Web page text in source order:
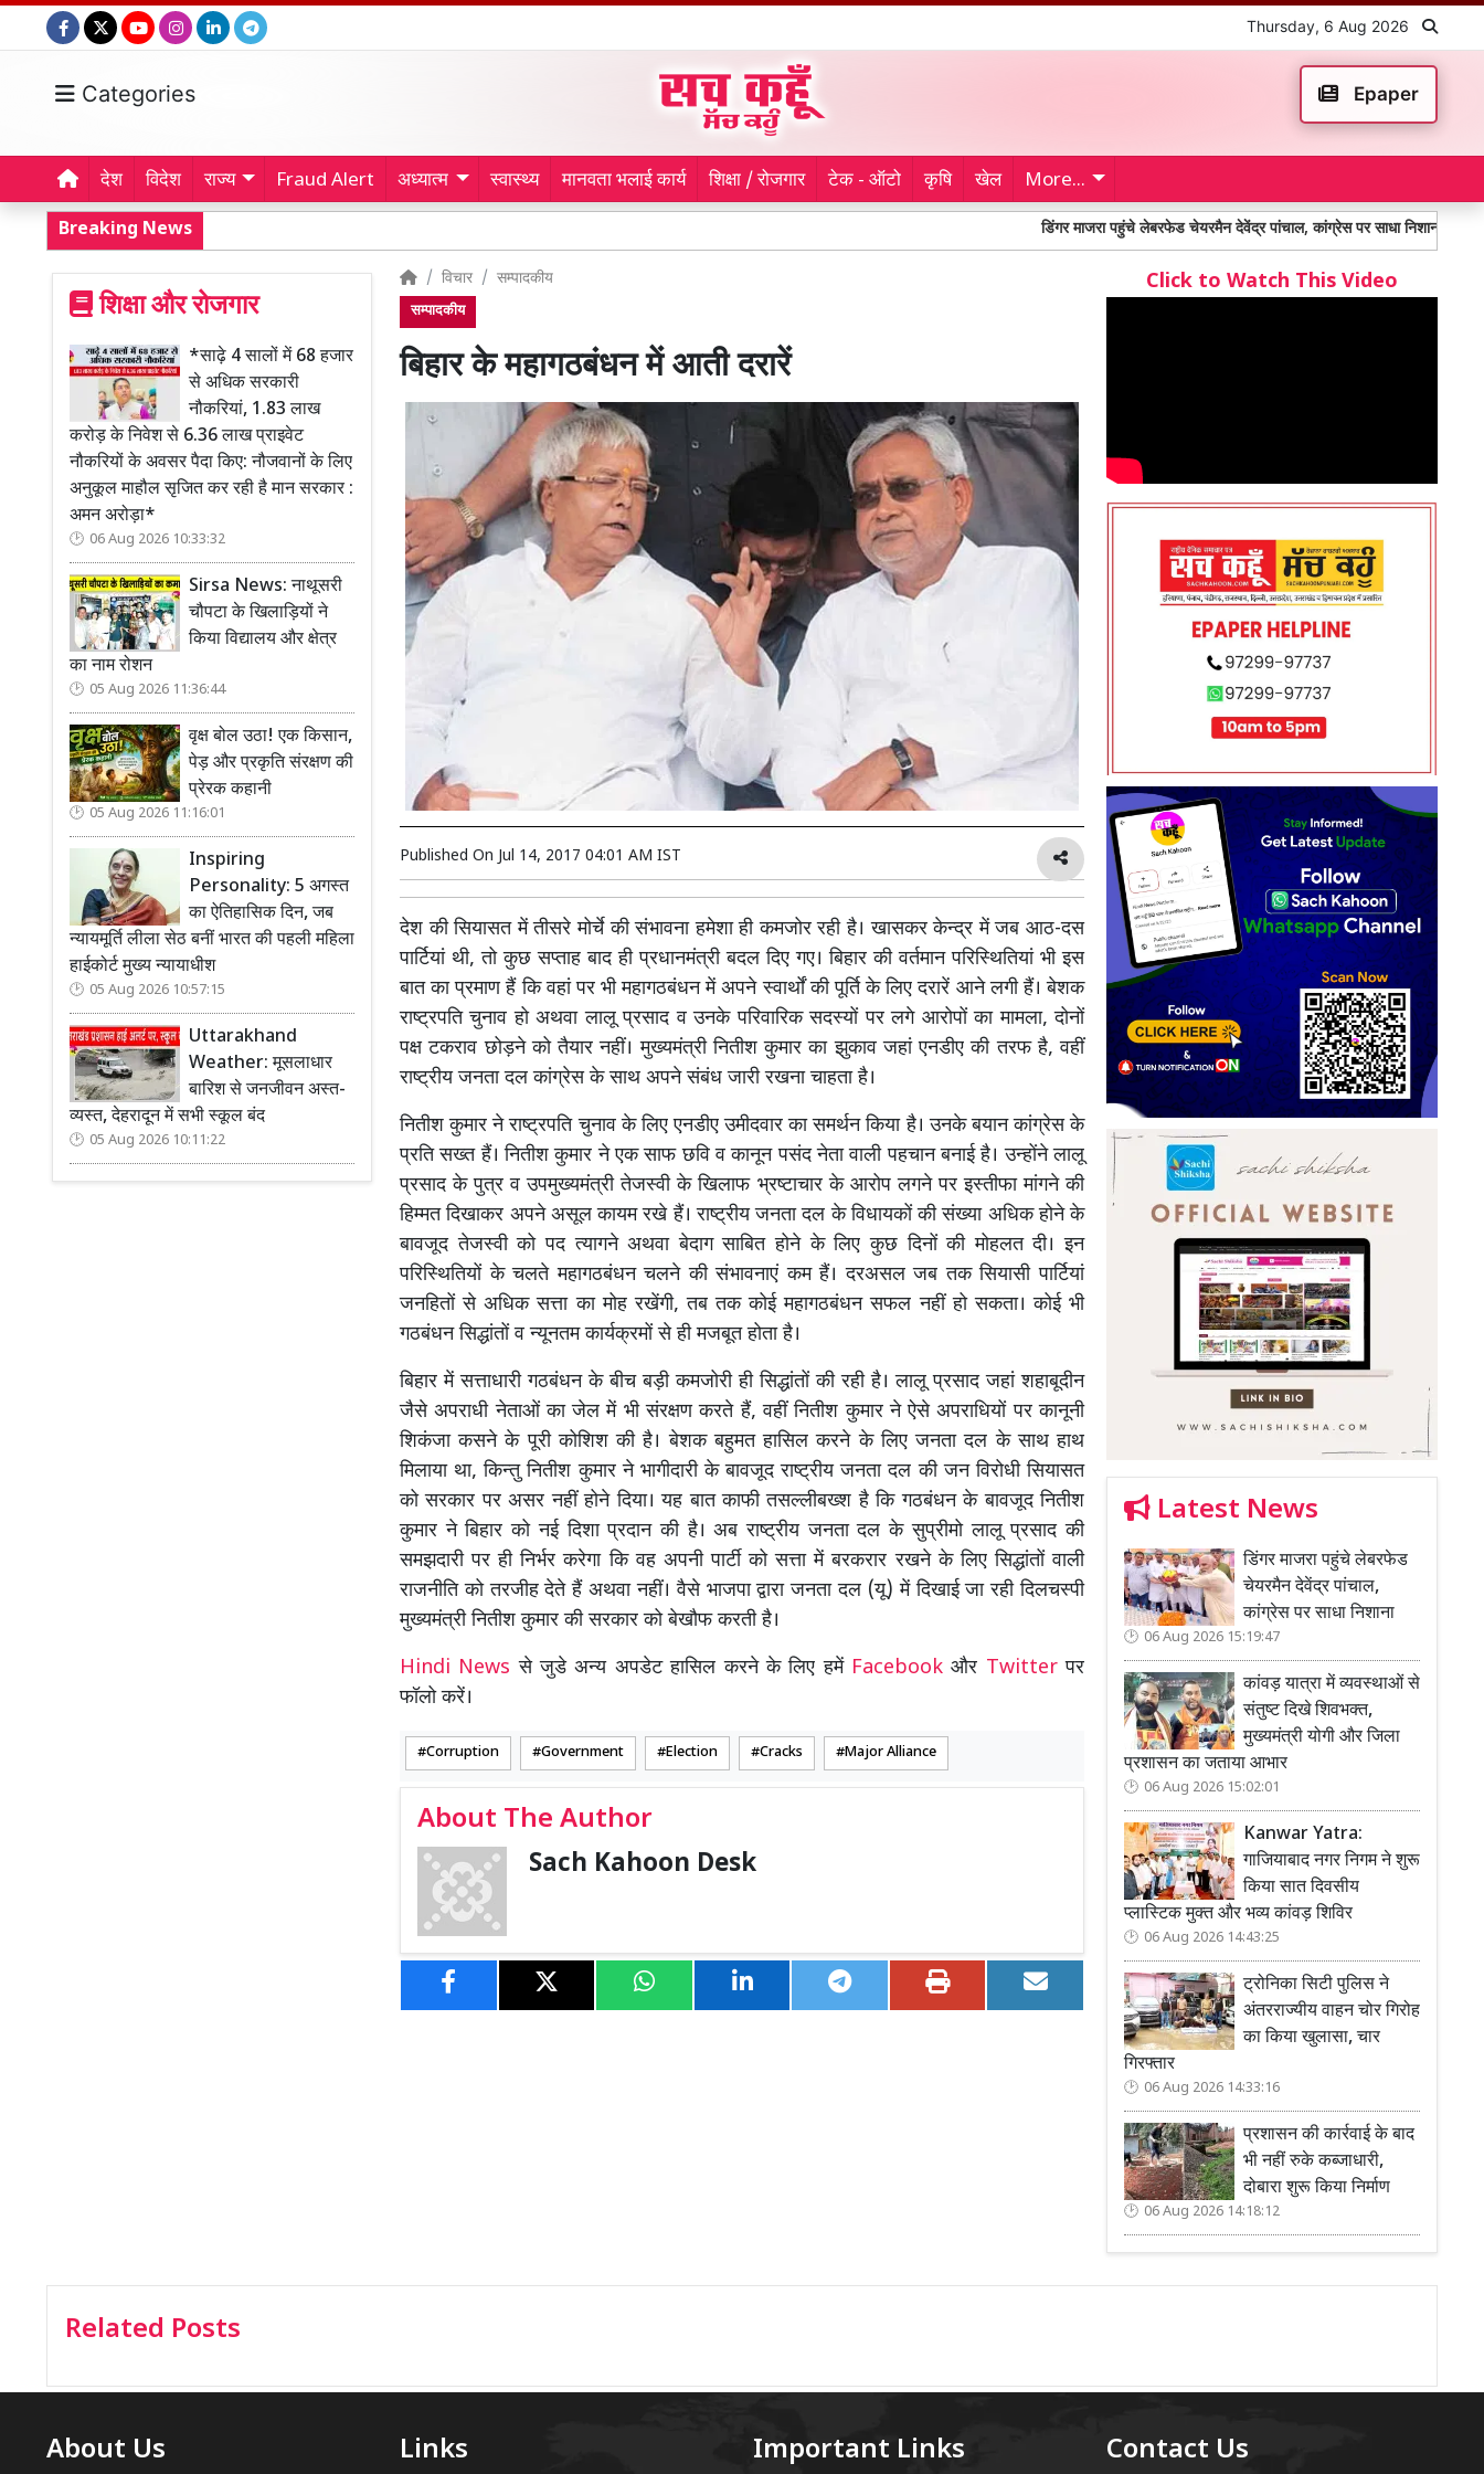
Thursday, 6 Aug 2026
Categories Epaper
देश विदेश राज्य Fraud Alert अध्यात्म स्वास्थ्य मानवता भलाई कार्य शिक्षा / रोजगार टेक - ऑटो कृषि खेल More...
Breaking News डिंगर माजरा पहुंचे लेबरफेड चेयरमैन देवेंद्र पांचाल, कांग्रेस पर साधा निशाना कांवड़
शिक्षा और रोजगार
*साढ़े 4 सालों में 68 हजार
से अधिक सरकारी
नौकरियां, 1.83 लाख
करोड़ के निवेश से 6.36 लाख प्राइवेट
नौकरियों के अवसर पैदा किए: नौजवानों के लिए
अनुकूल माहौल सृजित कर रही है मान सरकार :
अमन अरोड़ा*
06 Aug 2026 10:33:32
Sirsa News: नाथूसरी
चौपटा के खिलाड़ियों ने
किया विद्यालय और क्षेत्र
का नाम रोशन
05 Aug 2026 11:36:44
वृक्ष बोल उठा! एक किसान,
पेड़ और प्रकृति संरक्षण की
प्रेरक कहानी
05 Aug 2026 11:16:01
Inspiring
Personality: 5 अगस्त
का ऐतिहासिक दिन, जब
न्यायमूर्ति लीला सेठ बनीं भारत की पहली महिला
हाईकोर्ट मुख्य न्यायाधीश
05 Aug 2026 10:57:15
Uttarakhand
Weather: मूसलाधार
बारिश से जनजीवन अस्त-
व्यस्त, देहरादून में सभी स्कूल बंद
05 Aug 2026 10:11:22
विचार सम्पादकीय
सम्पादकीय
बिहार के महागठबंधन में आती दरारें
Published On Jul 14, 2017 04:01 AM IST
देश की सियासत में तीसरे मोर्चे की संभावना हमेशा ही कमजोर रही है। खासकर केन्द्र में जब आठ-दस
पार्टियां थी, तो कुछ सप्ताह बाद ही प्रधानमंत्री बदल दिए गए। बिहार की वर्तमान परिस्थितियां भी इस
बात का प्रमाण हैं कि वहां पर भी महागठबंधन में अपने स्वार्थों की पूर्ति के लिए दरारें आने लगी हैं। बेशक
राष्ट्रपति चुनाव हो अथवा लालू प्रसाद व उनके परिवारिक सदस्यों पर लगे आरोपों का मामला, दोनों
पक्ष टकराव छोड़ने को तैयार नहीं। मुख्यमंत्री नितीश कुमार का झुकाव जहां एनडीए की तरफ है, वहीं
राष्ट्रीय जनता दल कांग्रेस के साथ अपने संबंध जारी रखना चाहता है।
नितीश कुमार ने राष्ट्रपति चुनाव के लिए एनडीए उमीदवार का समर्थन किया है। उनके बयान कांग्रेस के
प्रति सख्त हैं। नितीश कुमार ने एक साफ छवि व कानून पसंद नेता वाली पहचान बनाई है। उन्होंने लालू
प्रसाद के पुत्र व उपमुख्यमंत्री तेजस्वी के खिलाफ भ्रष्टाचार के आरोप लगने पर इस्तीफा मांगने की
हिम्मत दिखाकर अपने असूल कायम रखे हैं। राष्ट्रीय जनता दल के विधायकों की संख्या अधिक होने के
बावजूद तेजस्वी को पद त्यागने अथवा बेदाग साबित होने के लिए कुछ दिनों की मोहलत दी। इन
परिस्थितियों के चलते महागठबंधन चलने की संभावनाएं कम हैं। दरअसल जब तक सियासी पार्टियां
जनहितों से अधिक सत्ता का मोह रखेंगी, तब तक कोई महागठबंधन सफल नहीं हो सकता। कोई भी
गठबंधन सिद्धांतों व न्यूनतम कार्यक्रमों से ही मजबूत होता है।
बिहार में सत्ताधारी गठबंधन के बीच बड़ी कमजोरी ही सिद्धांतों की रही है। लालू प्रसाद जहां शहाबूदीन
जैसे अपराधी नेताओं का जेल में भी संरक्षण करते हैं, वहीं नितीश कुमार ने ऐसे अपराधियों पर कानूनी
शिकंजा कसने के पूरी कोशिश की है। बेशक बहुमत हासिल करने के लिए जनता दल के साथ हाथ
मिलाया था, किन्तु नितीश कुमार ने भागीदारी के बावजूद राष्ट्रीय जनता दल की जन विरोधी सियासत
को सरकार पर असर नहीं होने दिया। यह बात काफी तसल्लीबख्श है कि गठबंधन के बावजूद नितीश
कुमार ने बिहार को नई दिशा प्रदान की है। अब राष्ट्रीय जनता दल के सुप्रीमो लालू प्रसाद की
समझदारी पर ही निर्भर करेगा कि वह अपनी पार्टी को सत्ता में बरकरार रखने के लिए सिद्धांतों वाली
राजनीति को तरजीह देते हैं अथवा नहीं। वैसे भाजपा द्वारा जनता दल (यू) में दिखाई जा रही दिलचस्पी
मुख्यमंत्री नितीश कुमार की सरकार को बेखौफ करती है।
Hindi Newsसे जुडे अन्य अपडेट हासिल करने के लिए हमें Facebookऔर Twitterपर
फॉलो करें।
Corruption Government Election Cracks Major Alliance
About The Author
Sach Kahoon Desk
Click to Watch This Video
Latest News
डिंगर माजरा पहुंचे लेबरफेड
चेयरमैन देवेंद्र पांचाल,
कांग्रेस पर साधा निशाना
06 Aug 2026 15:19:47
कांवड़ यात्रा में व्यवस्थाओं से
संतुष्ट दिखे शिवभक्त,
मुख्यमंत्री योगी और जिला
प्रशासन का जताया आभार
06 Aug 2026 15:02:01
Kanwar Yatra:
गाजियाबाद नगर निगम ने शुरू
किया सात दिवसीय
प्लास्टिक मुक्त और भव्य कांवड़ शिविर
06 Aug 2026 14:43:25
ट्रोनिका सिटी पुलिस ने
अंतरराज्यीय वाहन चोर गिरोह
का किया खुलासा, चार
गिरफ्तार
06 Aug 2026 14:33:16
प्रशासन की कार्रवाई के बाद
भी नहीं रुके कब्जाधारी,
दोबारा शुरू किया निर्माण
06 Aug 2026 14:18:12
Related Posts
About Us Links Important Links Contact Us